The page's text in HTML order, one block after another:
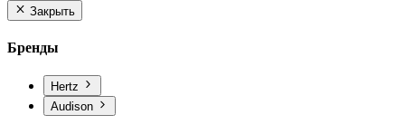
Закрыть
Бренды
Hertz
Audison